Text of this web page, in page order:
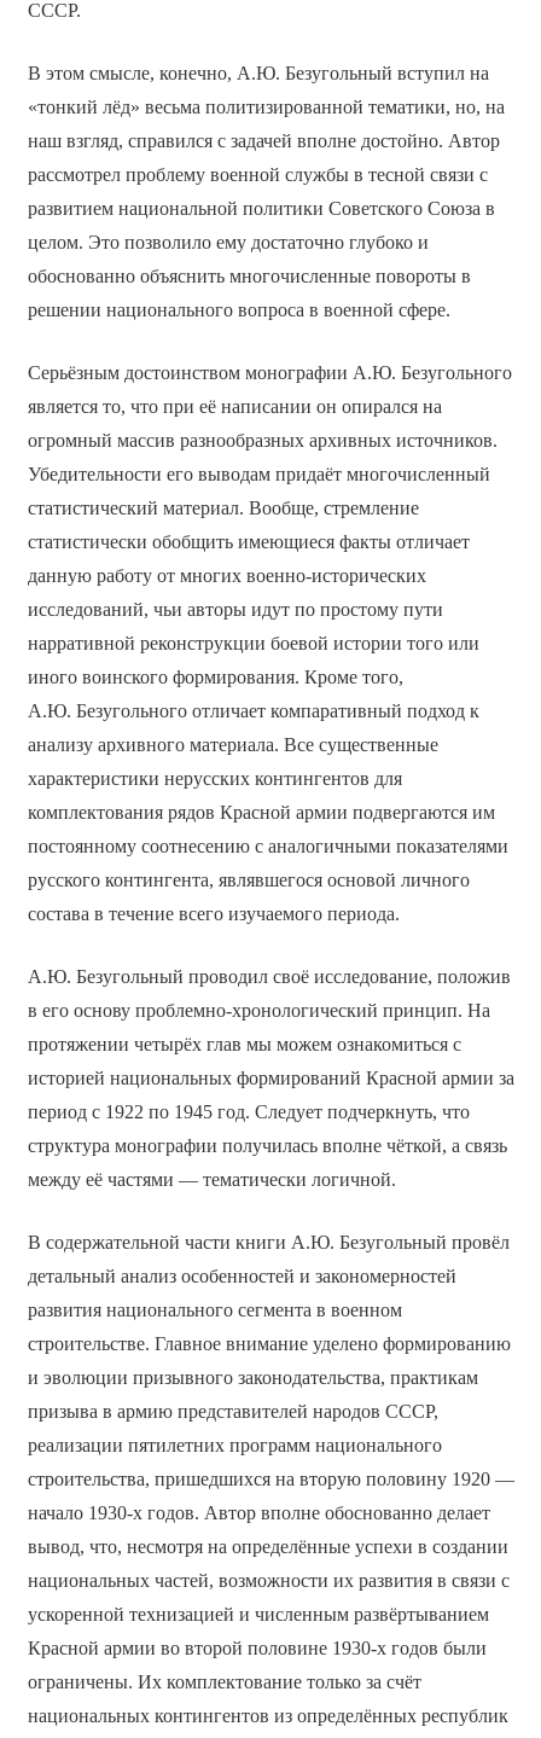
СССР.
В этом смысле, конечно, А.Ю. Безугольный вступил на
«тонкий лёд» весьма политизированной тематики, но, на
наш взгляд, справился с задачей вполне достойно. Автор
рассмотрел проблему военной службы в тесной связи с
развитием национальной политики Советского Союза в
целом. Это позволило ему достаточно глубоко и
обоснованно объяснить многочисленные повороты в
решении национального вопроса в военной сфере.
Серьёзным достоинством монографии А.Ю. Безугольного
является то, что при её написании он опирался на
огромный массив разнообразных архивных источников.
Убедительности его выводам придаёт многочисленный
статистический материал. Вообще, стремление
статистически обобщить имеющиеся факты отличает
данную работу от многих военно-исторических
исследований, чьи авторы идут по простому пути
нарративной реконструкции боевой истории того или
иного воинского формирования. Кроме того,
А.Ю. Безугольного отличает компаративный подход к
анализу архивного материала. Все существенные
характеристики нерусских контингентов для
комплектования рядов Красной армии подвергаются им
постоянному соотнесению с аналогичными показателями
русского контингента, являвшегося основой личного
состава в течение всего изучаемого периода.
А.Ю. Безугольный проводил своё исследование, положив
в его основу проблемно-хронологический принцип. На
протяжении четырёх глав мы можем ознакомиться с
историей национальных формирований Красной армии за
период с 1922 по 1945 год. Следует подчеркнуть, что
структура монографии получилась вполне чёткой, а связь
между её частями — тематически логичной.
В содержательной части книги А.Ю. Безугольный провёл
детальный анализ особенностей и закономерностей
развития национального сегмента в военном
строительстве. Главное внимание уделено формированию
и эволюции призывного законодательства, практикам
призыва в армию представителей народов СССР,
реализации пятилетних программ национального
строительства, пришедшихся на вторую половину 1920 —
начало 1930-х годов. Автор вполне обоснованно делает
вывод, что, несмотря на определённые успехи в создании
национальных частей, возможности их развития в связи с
ускоренной технизацией и численным развёртыванием
Красной армии во второй половине 1930-х годов были
ограничены. Их комплектование только за счёт
национальных контингентов из определённых республик